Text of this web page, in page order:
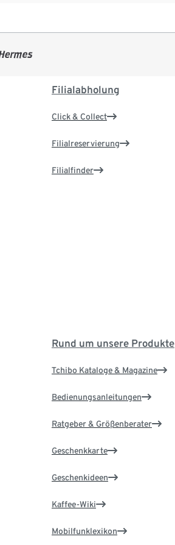
Filialabholung
Click & Collect
Filialreservierung
Filialfinder
Rund um unsere Produkte
Tchibo Kataloge & Magazine
Bedienungsanleitungen
Ratgeber & Größenberater
Geschenkkarte
Geschenkideen
Kaffee-Wiki
Mobilfunklexikon